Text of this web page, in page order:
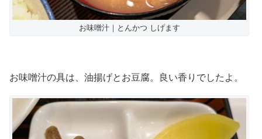
お味噌汁｜とんかつ しげます
お味噌汁の具は、油揚げとお豆腐。良い香りでしたよ。